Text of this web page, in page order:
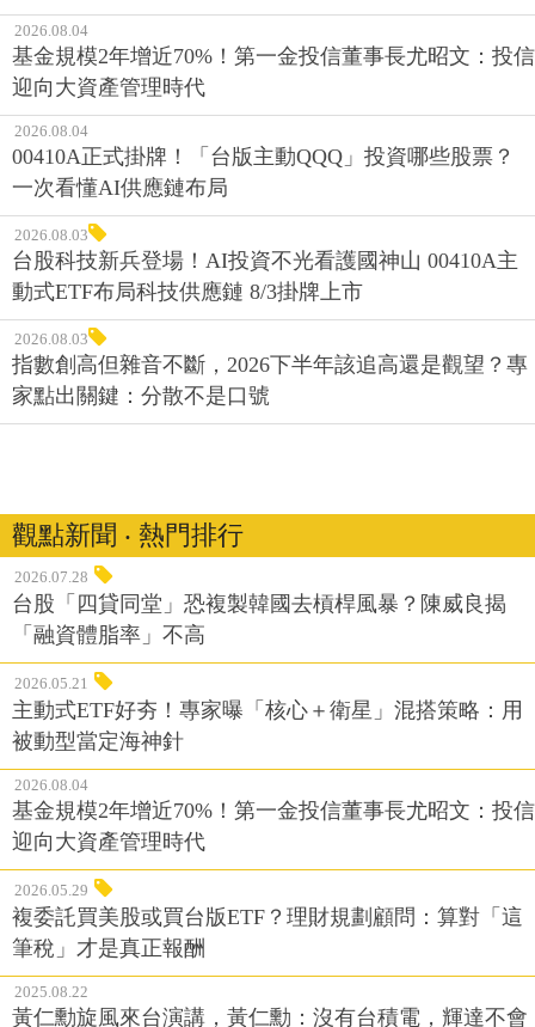
2026.08.04
基金規模2年增近70%！第一金投信董事長尤昭文：投信
迎向大資產管理時代
2026.08.04
00410A正式掛牌！「台版主動QQQ」投資哪些股票？
一次看懂AI供應鏈布局
2026.08.03
台股科技新兵登場！AI投資不光看護國神山 00410A主
動式ETF布局科技供應鏈 8/3掛牌上市
2026.08.03
指數創高但雜音不斷，2026下半年該追高還是觀望？專
家點出關鍵：分散不是口號
觀點新聞 ‧ 熱門排行
2026.07.28
台股「四貸同堂」恐複製韓國去槓桿風暴？陳威良揭
「融資體脂率」不高
2026.05.21
主動式ETF好夯！專家曝「核心＋衛星」混搭策略：用
被動型當定海神針
2026.08.04
基金規模2年增近70%！第一金投信董事長尤昭文：投信
迎向大資產管理時代
2026.05.29
複委託買美股或買台版ETF？理財規劃顧問：算對「這
筆稅」才是真正報酬
2025.08.22
黃仁勳旋風來台演講，黃仁勳：沒有台積電，輝達不會